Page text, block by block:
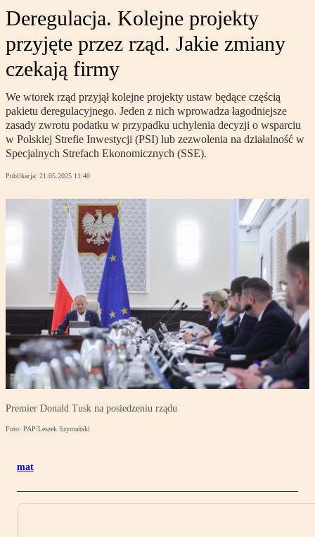
Deregulacja. Kolejne projekty
przyjęte przez rząd. Jakie zmiany
czekają firmy
We wtorek rząd przyjął kolejne projekty ustaw będące częścią
pakietu deregulacyjnego. Jeden z nich wprowadza łagodniejsze
zasady zwrotu podatku w przypadku uchylenia decyzji o wsparciu
w Polskiej Strefie Inwestycji (PSI) lub zezwolenia na działalność w
Specjalnych Strefach Ekonomicznych (SSE).
Publikacja: 21.05.2025 11:40
Premier Donald Tusk na posiedzeniu rządu
Foto: PAP/Leszek Szymański
mat